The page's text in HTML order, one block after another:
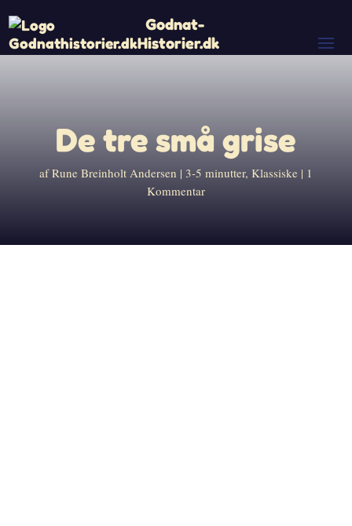
Godnat-
Historier.dk
De tre små grise
afRune Breinholt Andersen 3-5 minutter, Klassiske
1
Kommentar